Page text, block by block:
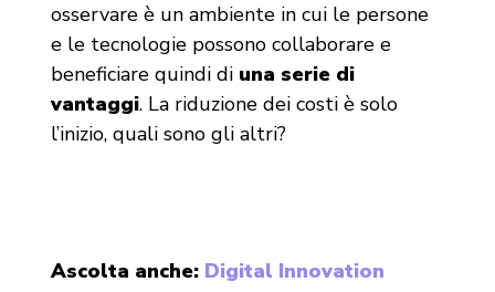
osservare è un ambiente in cui le persone
e le tecnologie possono collaborare e
beneficiare quindi di una serie di
vantaggi. La riduzione dei costi è solo
l’inizio, quali sono gli altri?
Ascolta anche: Digital Innovation